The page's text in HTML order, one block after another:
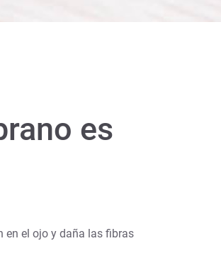
es
en el ojo y daña las fibras